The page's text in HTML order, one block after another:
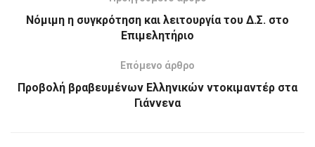
Νόμιμη η συγκρότηση και λειτουργία του Δ.Σ. στο
Επιμελητήριο
Επόμενο άρθρο
Προβολή βραβευμένων Ελληνικών ντοκιμαντέρ στα
Γιάννενα